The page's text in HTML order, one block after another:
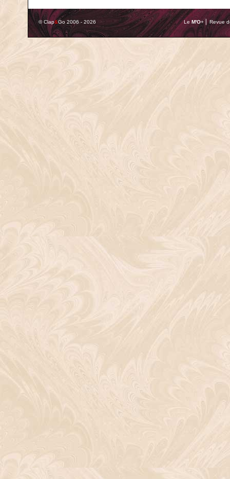
© Clap&Go 2006 - 2026 Le M'O+ ⎢ Revue